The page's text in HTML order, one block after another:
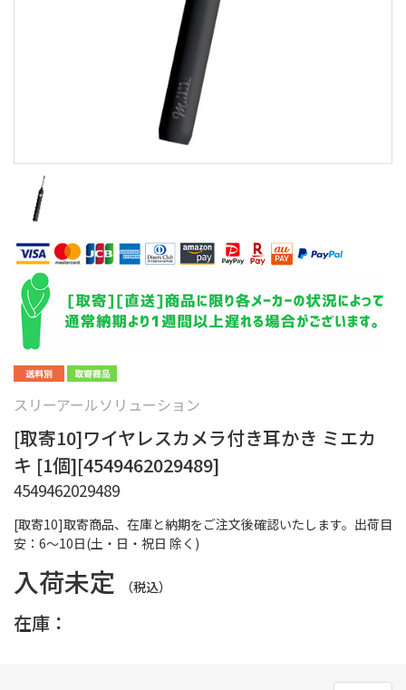
[取寄10]取寄商品、在庫と納期をご注文後確認いたします。出荷目
安：6～10日(土・日・祝日 除く)
スリーアールソリューション
[取寄10]ワイヤレスカメラ付き耳かき ミエカ
キ [1個][4549462029489]
4549462029489
入荷未定 （税込）
在庫：